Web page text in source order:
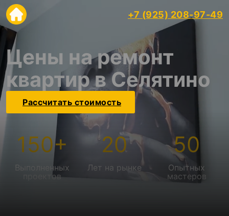
+7 (925) 208-97-49
Цены на ремонт
квартир в Селятино
Рассчитать стоимость
150+
Выполненных
проектов
20
Лет на рынке
50
Опытных
мастеров